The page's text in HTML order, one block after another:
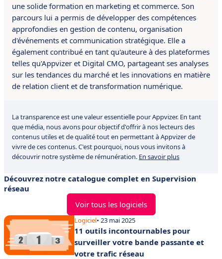
une solide formation en marketing et commerce. Son
parcours lui a permis de développer des compétences
approfondies en gestion de contenu, organisation
d'événements et communication stratégique. Elle a
également contribué en tant qu'auteure à des plateformes
telles qu'Appvizer et Digital CMO, partageant ses analyses
sur les tendances du marché et les innovations en matière
de relation client et de transformation numérique.
La transparence est une valeur essentielle pour Appvizer. En tant
que média, nous avons pour objectif d'offrir à nos lecteurs des
contenus utiles et de qualité tout en permettant à Appvizer de
vivre de ces contenus. C'est pourquoi, nous vous invitons à
découvrir notre système de rémunération. En savoir plus
Découvrez notre catalogue complet en Supervision
réseau
Voir tous les logiciels
Logiciel• 23 mai 2025
11 outils incontournables pour
surveiller votre bande passante et
votre trafic réseau